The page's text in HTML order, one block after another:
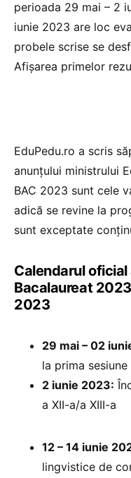
perioada 29 mai – 2
iunie 2023 are loc
probele scrise se
Afișarea primelor
EduPedu.ro a scris
anunțului ministrului
BAC 2023 sunt cele
adică se revine la
sunt exceptate
Calendarul
Bacalaureat
2023
29 mai – 02
la prima
2 iunie 2023:
a XII-a/a XIII-a
12 – 14 iunie
lingvistice de